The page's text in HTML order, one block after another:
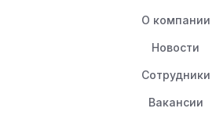
О компании
Новости
Сотрудники
Вакансии